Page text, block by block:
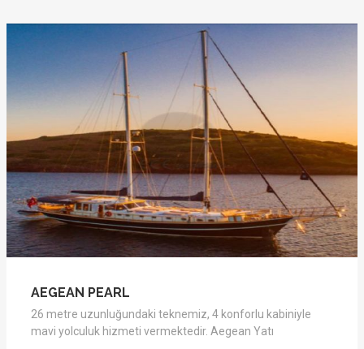
AEGEAN PEARL
26 metre uzunluğundaki teknemiz, 4 konforlu kabiniyle
mavi yolculuk hizmeti vermektedir. Aegean Yatı